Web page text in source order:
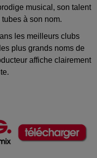
musical, son talent
à son nom.
les meilleurs clubs
plus grands noms de
affiche clairement